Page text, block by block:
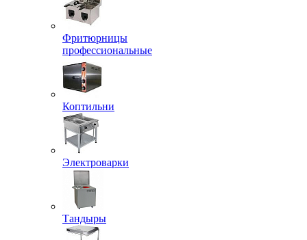
Фритюрницы
профессиональные
Коптильни
Электроварки
Тандыры